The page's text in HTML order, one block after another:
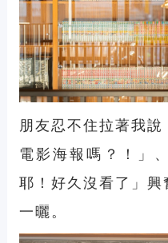
朋友忍不住拉著我
電影海報嗎？！」
耶！好久沒看了」
一曬。